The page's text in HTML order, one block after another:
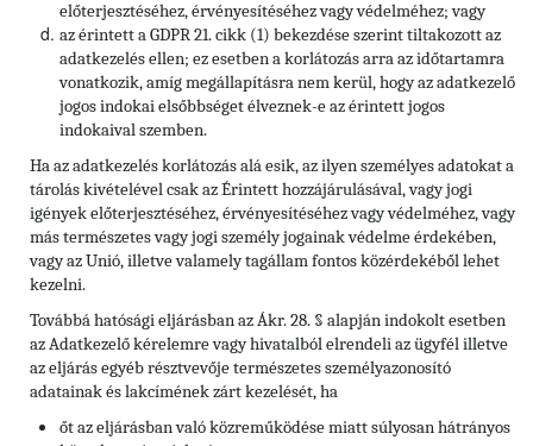
előterjesztéséhez, érvényesítéséhez vagy védelméhez; vagy
az érintett a GDPR 21. cikk (1) bekezdése szerint tiltakozott az
adatkezelés ellen; ez esetben a korlátozás arra az időtartamra
vonatkozik, amíg megállapításra nem kerül, hogy az adatkezelő
jogos indokai elsőbbséget élveznek-e az érintett jogos
indokaival szemben.
Ha az adatkezelés korlátozás alá esik, az ilyen személyes adatokat a
tárolás kivételével csak az Érintett hozzájárulásával, vagy jogi
igények előterjesztéséhez, érvényesítéséhez vagy védelméhez, vagy
más természetes vagy jogi személy jogainak védelme érdekében,
vagy az Unió, illetve valamely tagállam fontos közérdekéből lehet
kezelni.
Továbbá hatósági eljárásban az Ákr. 28. § alapján indokolt esetben
az Adatkezelő kérelemre vagy hivatalból elrendeli az ügyfél illetve
az eljárás egyéb résztvevője természetes személyazonosító
adatainak és lakcímének zárt kezelését, ha
őt az eljárásban való közreműködése miatt súlyosan hátrányos